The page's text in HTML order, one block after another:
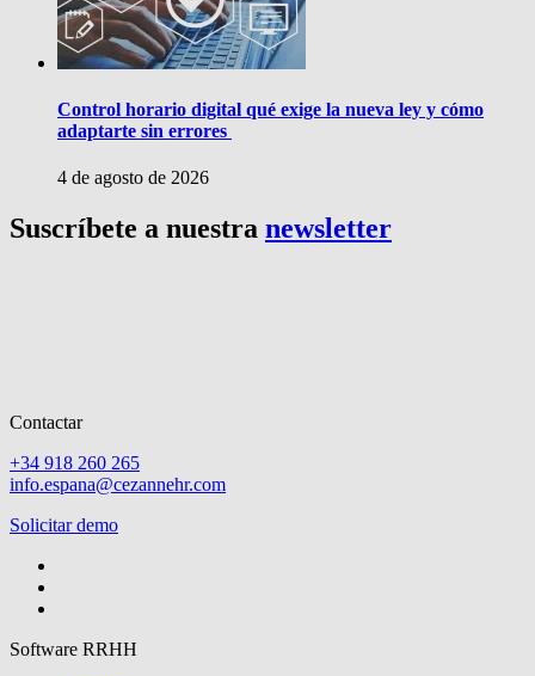
Control horario digital qué exige la nueva ley y cómo
adaptarte sin errores
4 de agosto de 2026
Suscríbete a nuestra newsletter
Contactar
+34 918 260 265
info.espana@cezannehr.com
Solicitar demo
Software RRHH